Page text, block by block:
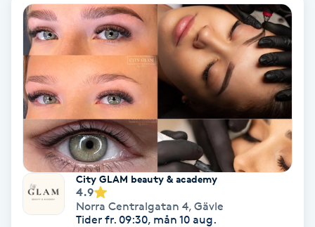
Pigmentfläckar
Plastikkirurgi
Powder brows
Power Yoga
PRP (Platelet Rich Plasma)
PRX-T33
City GLAM beauty & academy
4.9
Norra Centralgatan 4, Gävle
Tider fr. 09:30, mån 10 aug.